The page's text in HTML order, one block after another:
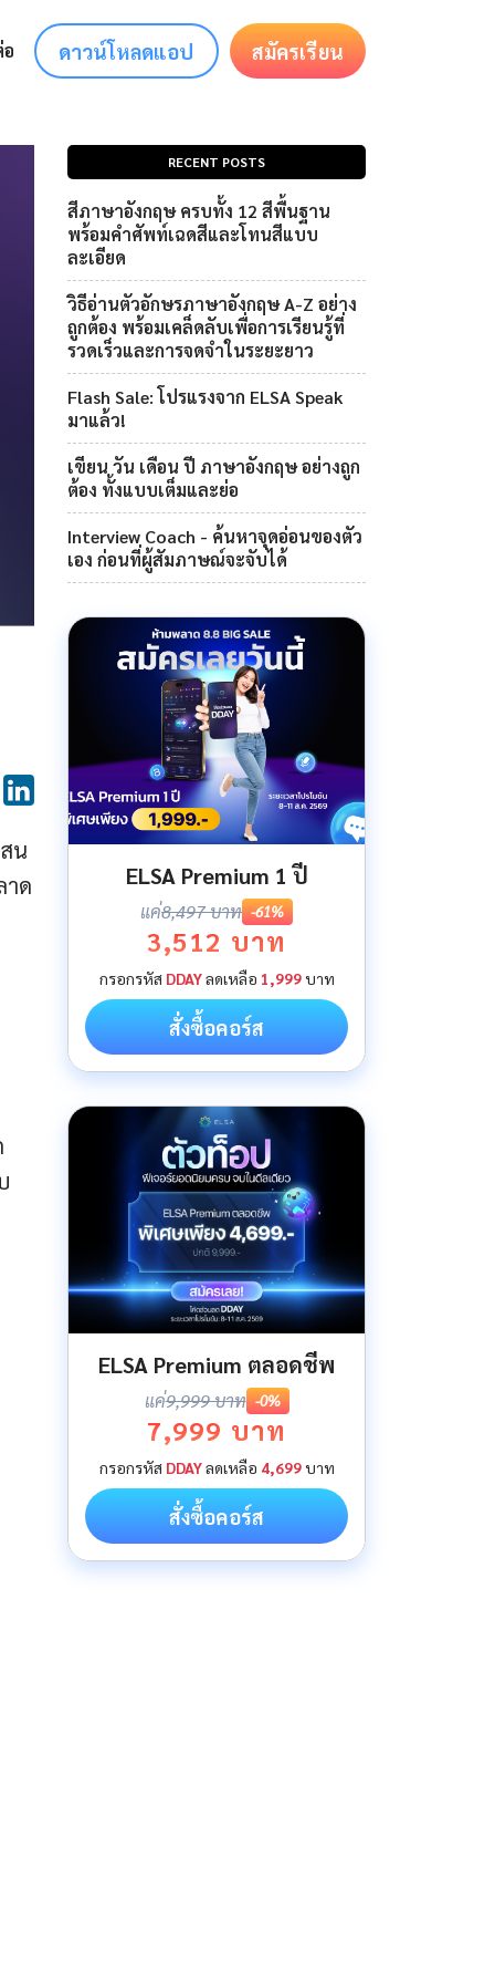
ดาวน์โหลดแอป สมัครเรียน
น
าด
RECENT POSTS
สีภาษาอังกฤษ ครบทั้ง 12 สีพื้นฐาน
พร้อมคำศัพท์เฉดสีและโทนสีแบบ
ละเอียด
วิธีอ่านตัวอักษรภาษาอังกฤษ A-Z อย่าง
ถูกต้อง พร้อมเคล็ดลับเพื่อการเรียนรู้ที่
รวดเร็วและการจดจำในระยะยาว
Flash Sale: โปรแรงจาก ELSA Speak
มาแล้ว!
เขียน วัน เดือน ปี ภาษาอังกฤษ อย่างถูก
ต้อง ทั้งแบบเต็มและย่อ
Interview Coach - ค้นหาจุดอ่อนของตัว
เอง ก่อนที่ผู้สัมภาษณ์จะจับได้
ELSA Premium 1 ปี
แค่8,497 บาท -61%
3,512 บาท
กรอกรหัส DDAYลดเหลือ 1,999บาท
สั่งซื้อคอร์ส
ELSA Premium ตลอดชีพ
แค่9,999 บาท -0%
7,999 บาท
กรอกรหัส DDAYลดเหลือ 4,699บาท
สั่งซื้อคอร์ส